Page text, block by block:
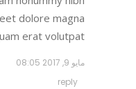
dolore magna
erat volutpat.
مايو 9, 2017
08:05
reply